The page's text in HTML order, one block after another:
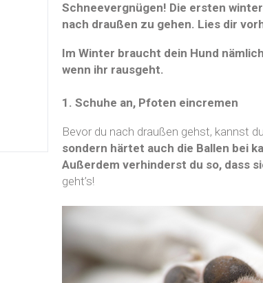
Schneevergnügen! Die ersten
nach draußen zu gehen. Lies dir
Im Winter braucht dein Hund
wenn ihr rausgeht.
1. Schuhe an, Pfoten eincremen
Bevor du nach draußen gehst, kannst
sondern härtet auch die Ballen bei
Außerdem verhinderst du so, dass
geht’s!